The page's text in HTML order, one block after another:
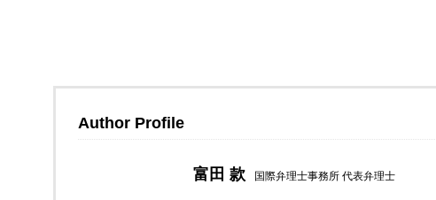
Author Profile
富田 款 国際弁理士事務所 代表弁理士